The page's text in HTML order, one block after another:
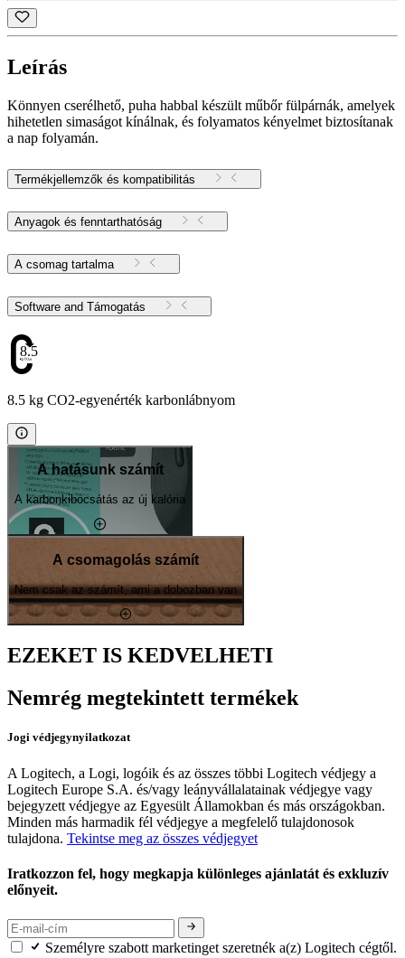
Leírás
Könnyen cserélhető, puha habbal készült műbőr fülpárnák, amelyek
hihetetlen simaságot kínálnak, és folyamatos kényelmet biztosítanak
a nap folyamán.
Termékjellemzők és kompatibilitás
Anyagok és fenntarthatóság
A csomag tartalma
Software and Támogatás
8.5
8.5 kg CO2-egyenérték karbonlábnyom
A hatásunk számít
A karbonkibocsátás az új kalória
A csomagolás számít
Nem csak az számít, ami a dobozban van
EZEKET IS KEDVELHETI
Nemrég megtekintett termékek
Jogi védjegynyilatkozat
A Logitech, a Logi, logóik és az összes többi Logitech védjegy a
Logitech Europe S.A. és/vagy leányvállalatainak védjegye vagy
bejegyzett védjegye az Egyesült Államokban és más országokban.
Minden más harmadik fél védjegye a megfelelő tulajdonosok
tulajdona. Tekintse meg az összes védjegyet
Iratkozzon fel, hogy megkapja különleges ajánlatát és exkluzív
előnyeit.
Személyre szabott marketinget szeretnék a(z) Logitech cégtől.